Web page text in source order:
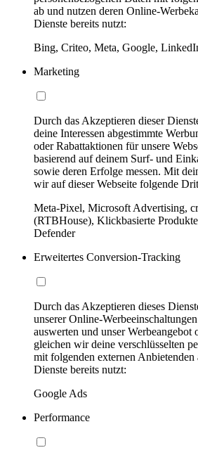
ab und nutzen deren Online-
Dienste bereits nutzt:
Bing, Criteo, Meta, Google,
Marketing
Durch das Akzeptieren dieser
deine Interessen abgestimmte
oder Rabattaktionen für unsere
basierend auf deinem Surf- und
sowie deren Erfolge messen. Mit
wir auf dieser Webseite folgende
Meta-Pixel, Microsoft Advertising,
(RTBHouse), Klickbasierte
Defender
Erweitertes Conversion-Tracking
Durch das Akzeptieren dieses
unserer Online-
auswerten und unser Werbeangebot
gleichen wir deine verschlüsselten
mit folgenden externen Anbietenden
Dienste bereits nutzt:
Google Ads
Performance